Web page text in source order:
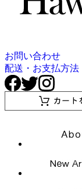
お問い合わせ
配送・お支払方法